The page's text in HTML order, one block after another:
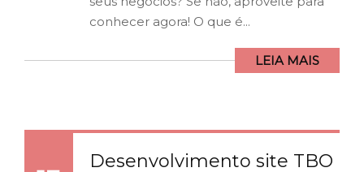
conhecer agora! O que é...
LEIA MAIS
Desenvolvimento site TBO